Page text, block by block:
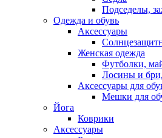
Подседелы,
Одежда и обувь
Аксессуары
Женская одежда
Футболки,
Лосины и
Аксессуары для
Мешки для
Йога
Коврики
Аксессуары